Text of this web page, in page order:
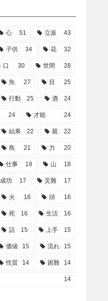
心 51 立派 43
子供 34 花 32
口 30 世間 28
魚 27 目 25
行動 25 酒 24
24 才能 24
結果 22 親 22
鳥 21 力 20
仕事 18 山 18
成功 17 災難 17
火 16 頭 16
死 16 生活 16
話 15 上手 15
価値 15 流れ 15
性質 14 困難 14
14